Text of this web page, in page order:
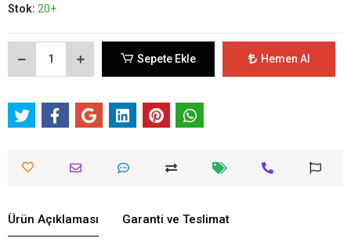
Stok: 20+
Sepete Ekle Hemen Al
Ürün Açıklaması Garanti ve Teslimat